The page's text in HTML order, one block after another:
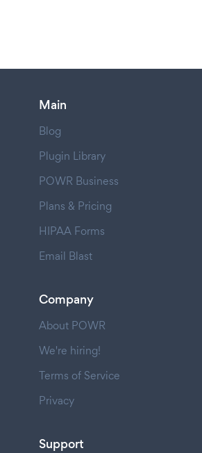
Main
Blog
Plugin Library
POWR Business
Plans & Pricing
HIPAA Forms
Email Blast
Company
About POWR
We're hiring!
Terms of Service
Privacy
Support